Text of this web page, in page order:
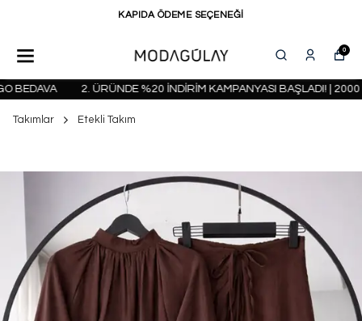
KAPIDA ÖDEME SEÇENEĞİ
0
2. ÜRÜNDE %20 İNDİRİM KAMPANYASI BAŞLADI! | 2000
Takımlar Etekli Takım